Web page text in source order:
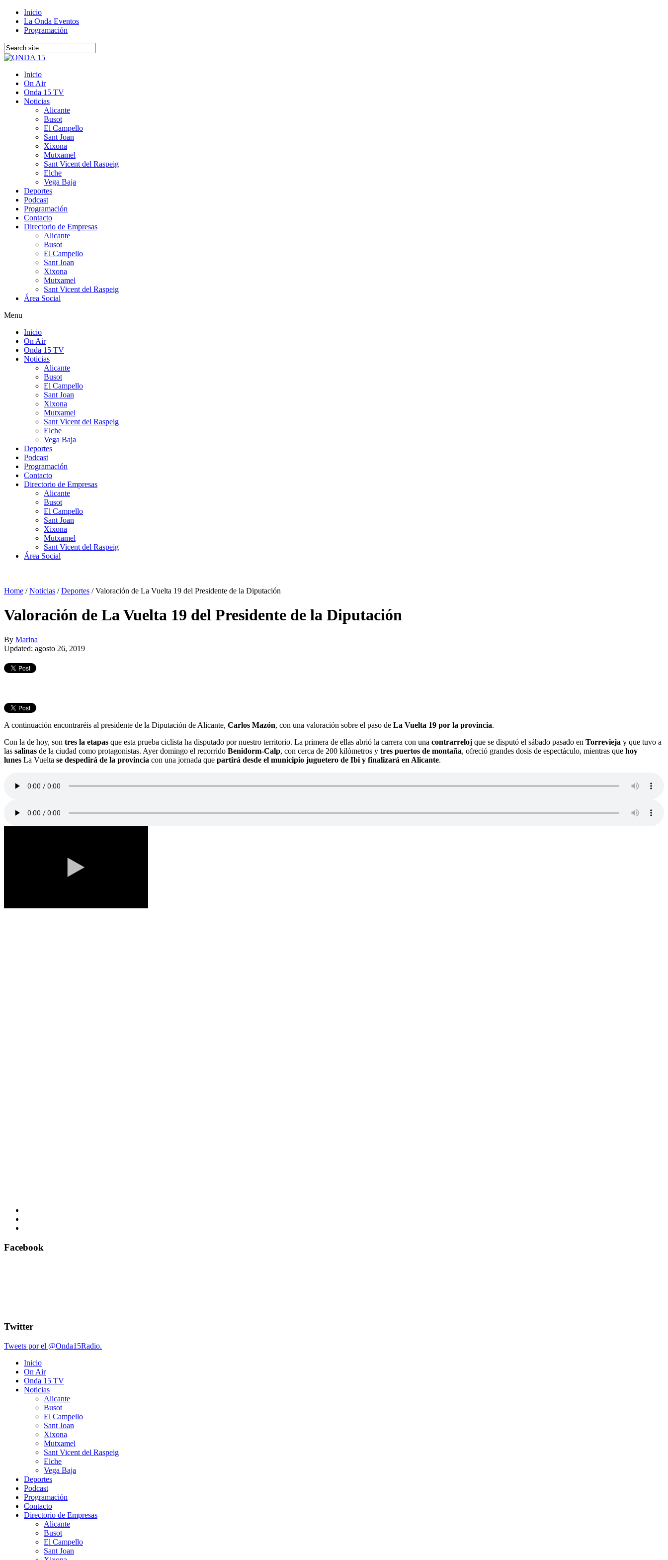
Inicio
La Onda Eventos
Programación
Inicio
On Air
Onda 15 TV
Noticias
Alicante
Busot
El Campello
Sant Joan
Xixona
Mutxamel
Sant Vicent del Raspeig
Elche
Vega Baja
Deportes
Podcast
Programación
Contacto
Directorio de Empresas
Alicante
Busot
El Campello
Sant Joan
Xixona
Mutxamel
Sant Vicent del Raspeig
Área Social
Menu
Inicio
On Air
Onda 15 TV
Noticias
Alicante
Busot
El Campello
Sant Joan
Xixona
Mutxamel
Sant Vicent del Raspeig
Elche
Vega Baja
Deportes
Podcast
Programación
Contacto
Directorio de Empresas
Alicante
Busot
El Campello
Sant Joan
Xixona
Mutxamel
Sant Vicent del Raspeig
Área Social
Home /Noticias /Deportes /Valoración de La Vuelta 19 del Presidente de la Diputación
Valoración de La Vuelta 19 del Presidente de la Diputación
By Marina
Updated: agosto 26, 2019
A continuación encontraréis al presidente de la Diputación de Alicante, Carlos Mazón, con una valoración sobre el paso de La Vuelta 19 por la provincia.
Con la de hoy, son tres la etapas que esta prueba ciclista ha disputado por nuestro territorio. La primera de ellas abrió la carrera con una contrarreloj que se disputó el sábado pasado en Torrevieja y que tuvo a
las salinas de la ciudad como protagonistas. Ayer domingo el recorrido Benidorm-Calp, con cerca de 200 kilómetros y tres puertos de montaña, ofreció grandes dosis de espectáculo, mientras que hoy
lunes La Vuelta se despedirá de la provincia con una jornada que partirá desde el municipio juguetero de Ibi y finalizará en Alicante.
Facebook
Twitter
Tweets por el @Onda15Radio.
Inicio
On Air
Onda 15 TV
Noticias
Alicante
Busot
El Campello
Sant Joan
Xixona
Mutxamel
Sant Vicent del Raspeig
Elche
Vega Baja
Deportes
Podcast
Programación
Contacto
Directorio de Empresas
Alicante
Busot
El Campello
Sant Joan